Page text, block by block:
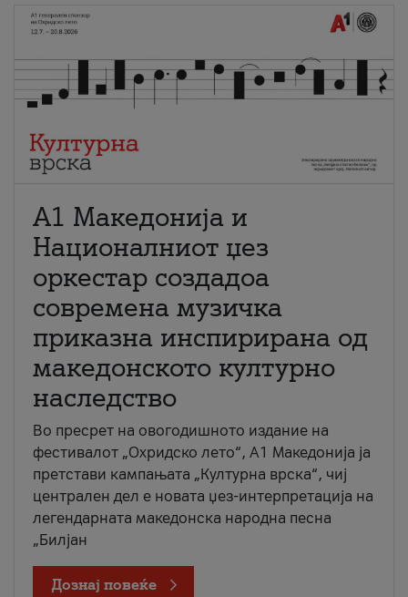
А1 Македонија и
Националниот џез
оркестар создадоа
современа музичка
приказна инспирирана од
македонското културно
наследство
Во пресрет на овогодишното издание на
фестивалот „Охридско лето“, А1 Македонија ја
претстави кампањата „Културна врска“, чиј
централен дел е новата џез-интерпретација на
легендарната македонска народна песна
„Билјан
Дознај повеќе